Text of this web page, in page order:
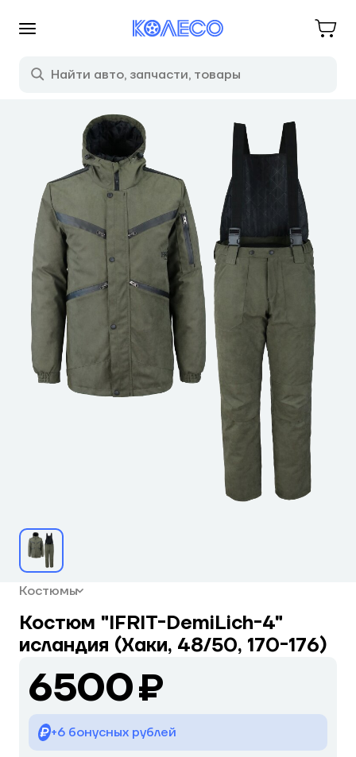
Костюмы
Костюм "IFRIT-DemiLich-4"
исландия (Хаки, 48/50, 170-176)
6500 ₽
+6 бонусных рублей